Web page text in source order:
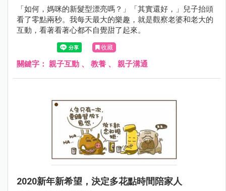
「如何，媽咪的新髮型漂亮嗎？」「其實還好，」兒子抬頭
看了零點兩秒。我每天最大的樂趣，就是觀察老婆和老大的
互動，看著看著心都不自覺甜了起來。
收藏
關鍵字： 親子互動 、 教養 、 親子溝通
2020新年新希望，決定多花點時間陪家人